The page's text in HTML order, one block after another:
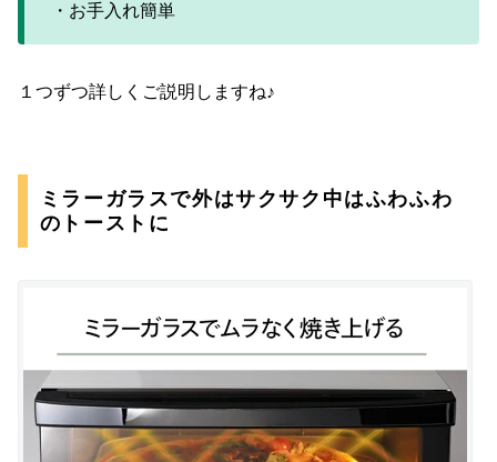
・お手入れ簡単
１つずつ詳しくご説明しますね♪
ミラーガラスで外はサクサク中はふわふわ
のトーストに